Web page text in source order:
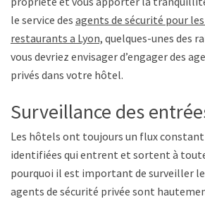
le service des agents de sécurité pour
restaurants a Lyon, quelques-unes des
vous devriez envisager d’engager des
privés dans votre hôtel.
Surveillance des
Les hôtels ont toujours un flux constant
identifiées qui entrent et sortent à toute
pourquoi il est important de surveiller
agents de sécurité privée sont